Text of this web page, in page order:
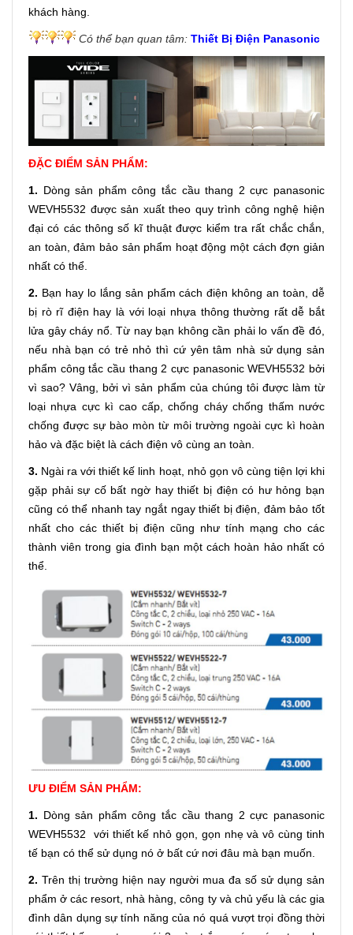
khách hàng.
Có thể bạn quan tâm: Thiết Bị Điện Panasonic
ĐẶC ĐIỂM SẢN PHẨM:
1. Dòng sản phẩm công tắc cầu thang 2 cực panasonic
WEVH5532 được sản xuất theo quy trình công nghệ hiện
đại có các thông số kĩ thuật được kiểm tra rất chắc chắn,
an toàn, đảm bảo sản phẩm hoạt động một cách đợn giản
nhất có thể.
2. Bạn hay lo lắng sản phẩm cách điện không an toàn, dễ
bị rò rĩ điện hay là với loại nhựa thông thường rất dễ bắt
lửa gây cháy nổ. Từ nay bạn không cần phải lo vấn đề đó,
nếu nhà bạn có trẻ nhỏ thì cứ yên tâm nhà sử dụng sản
phẩm công tắc cầu thang 2 cực panasonic WEVH5532 bởi
vì sao? Vâng, bởi vì sản phẩm của chúng tôi được làm từ
loại nhựa cực kì cao cấp, chống cháy chống thấm nước
chống được sự bào mòn từ môi trường ngoài cực kì hoàn
hảo và đặc biệt là cách điện vô cùng an toàn.
3. Ngài ra với thiết kế linh hoạt, nhỏ gọn vô cùng tiện lợi khi
gặp phải sự cố bất ngờ hay thiết bị điện có hư hỏng bạn
cũng có thể nhanh tay ngắt ngay thiết bị điện, đảm bảo tốt
nhất cho các thiết bị điện cũng như tính mạng cho các
thành viên trong gia đình bạn một cách hoàn hảo nhất có
thể.
ƯU ĐIỂM SẢN PHẨM:
1. Dòng sản phẩm công tắc cầu thang 2 cực panasonic
WEVH5532 với thiết kế nhỏ gọn, gọn nhẹ và vô cùng tinh
tế bạn có thể sử dụng nó ở bất cứ nơi đâu mà bạn muốn.
2. Trên thị trường hiện nay người mua đa số sử dụng sản
phẩm ở các resort, nhà hàng, công ty và chủ yếu là các gia
đình dân dụng sự tính năng của nó quá vượt trọi đồng thời